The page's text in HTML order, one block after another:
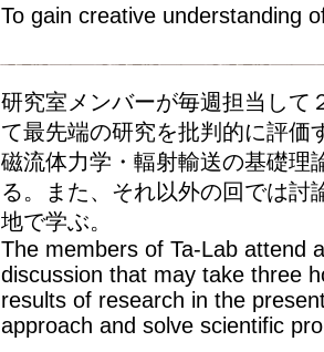
To gain creative understanding
研究室メンバーが毎週担当して
て最先端の研究を批判的に評価
磁流体力学・輻射輸送の基礎理
る。また、それ以外の回では討
地で学ぶ。
The members of Ta-Lab attend
discussion that may take three
results of research in the
approach and solve scientific